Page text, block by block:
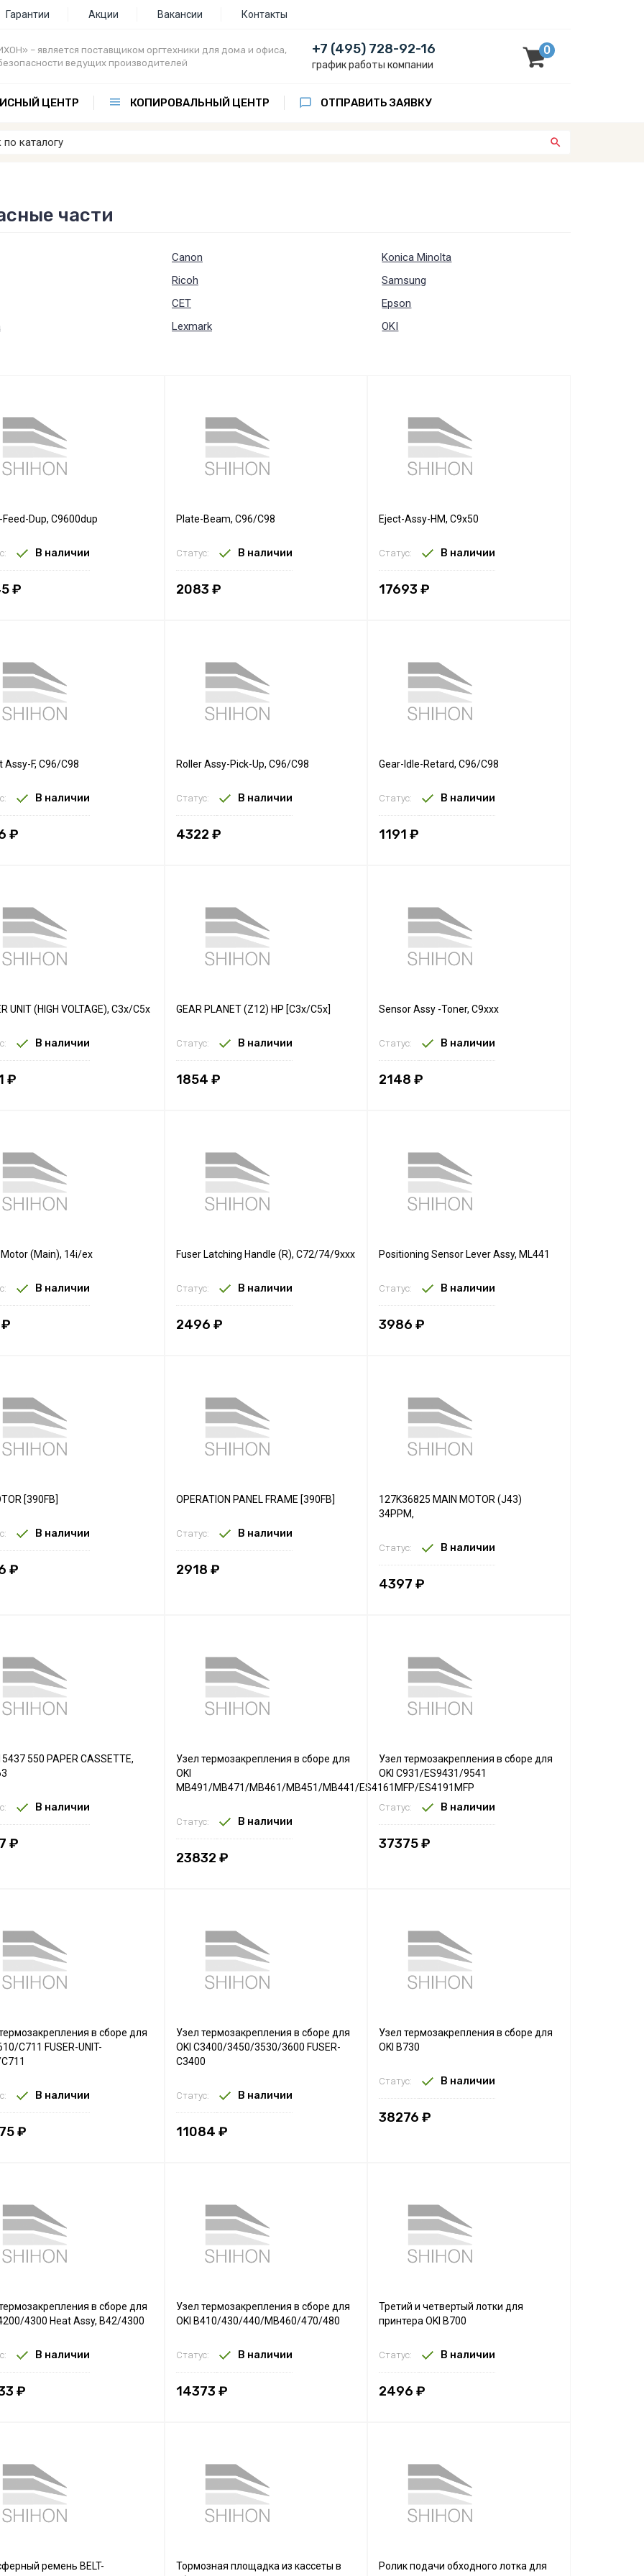
Гарантии Акции Вакансии Контакты
– является поставщиком оргтехники для дома и офиса,
ведущих производителей
+7 (495) 728-92-16
график работы компании
0
ЦЕНТР КОПИРОВАЛЬНЫЙ ЦЕНТР ОТПРАВИТЬ ЗАЯВКУ
части
Canon
Konica Minolta
Ricoh
Samsung
CET
Epson
Lexmark
OKI
Feed-Dup, C9600dup
В наличии
₽
Plate-Beam, C96/C98
Статус: В наличии
2083 ₽
Eject-Assy-HM, C9x50
Статус: В наличии
17693 ₽
Assy-F, C96/C98
В наличии
₽
Roller Assy-Pick-Up, C96/C98
Статус: В наличии
4322 ₽
Gear-Idle-Retard, C96/C98
Статус: В наличии
1191 ₽
UNIT (HIGH VOLTAGE), C3x/C5x
В наличии
₽
GEAR PLANET (Z12) HP [C3x/C5x]
Статус: В наличии
1854 ₽
Sensor Assy -Toner, C9xxx
Статус: В наличии
2148 ₽
Motor (Main), 14i/ex
В наличии
Fuser Latching Handle (R), C72/74/9xxx
Статус: В наличии
2496 ₽
Positioning Sensor Lever Assy, ML441
Статус: В наличии
3986 ₽
[390FB]
В наличии
₽
OPERATION PANEL FRAME [390FB]
Статус: В наличии
2918 ₽
127K36825 MAIN MOTOR (J43)
34PPM,
Статус: В наличии
4397 ₽
550 PAPER CASSETTE,
В наличии
₽
Узел термозакрепления в сборе для
OKI
MB491/MB471/MB461/MB451/MB441/ES4161MFP/ES4191MFP
Статус: В наличии
23832 ₽
Узел термозакрепления в сборе для
OKI C931/ES9431/9541
Статус: В наличии
37375 ₽
в сборе для
C711 FUSER-UNIT-
В наличии
₽
Узел термозакрепления в сборе для
OKI C3400/3450/3530/3600 FUSER-
C3400
Статус: В наличии
11084 ₽
Узел термозакрепления в сборе для
OKI B730
Статус: В наличии
38276 ₽
в сборе для
4300 Heat Assy, B42/4300
В наличии
₽
Узел термозакрепления в сборе для
OKI B410/430/440/MB460/470/480
Статус: В наличии
14373 ₽
Третий и четвертый лотки для
принтера OKI B700
Статус: В наличии
2496 ₽
ремень BELT-
Тормозная площадка из кассеты в
Ролик подачи обходного лотка для